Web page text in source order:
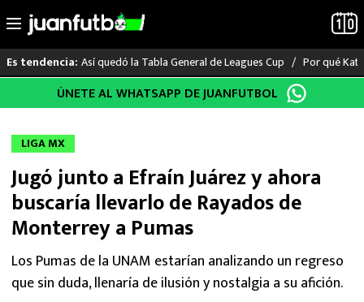
al
Es tendencia: Así quedó la Tabla General de Leagues Cup Por qué
LO ÚLTIMO
LIGA MX
RAYADOS
PUMAS
ATLANTE
ÚNETE AL WHATSAPP DE JUANFUTBOL
LIGA MX
Jugó junto a Efraín Juárez y ahora
buscaría llevarlo de Rayados de
Monterrey a Pumas
Los Pumas de la UNAM estarían analizando un regreso
que sin duda, llenaría de ilusión y nostalgia a su afición.